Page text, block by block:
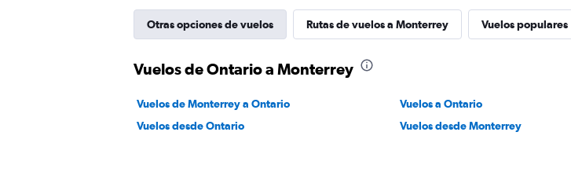
Otras opciones de vuelos Rutas de vuelos a Monterrey Vuelos populares
Vuelos de Ontario a Monterrey
Vuelos de Monterrey a Ontario Vuelos a Ontario
Vuelos desde Ontario
Vuelos desde Monterrey